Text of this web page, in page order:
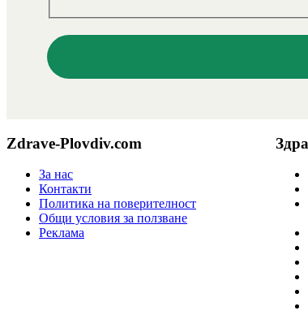
Zdrave-Plovdiv.com
За нас
Контакти
Политика на поверителност
Общи условия за ползване
Реклама